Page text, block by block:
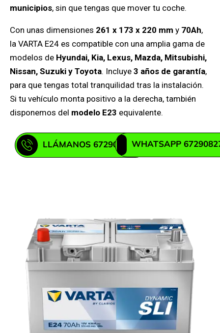
municipios, sin que tengas que mover tu coche.
Con unas dimensiones 261 x 173 x 220 mm y 70Ah,
la VARTA E24 es compatible con una amplia gama de
modelos de Hyundai, Kia, Lexus, Mazda, Mitsubishi,
Nissan, Suzuki y Toyota. Incluye 3 años de garantía,
para que tengas total tranquilidad tras la instalación.
Si tu vehículo monta positivo a la derecha, también
disponemos del modelo E23 equivalente.
LLÁMANOS 672908271WHATSAPP